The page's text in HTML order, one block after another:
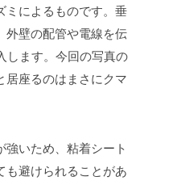
ミによるものです。垂
外壁の配管や電線を伝
します。今回の写真の
居座るのはまさにクマ
強いため、粘着シート
も避けられることがあ